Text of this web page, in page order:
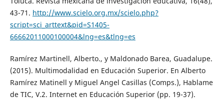
43-71. http://www.scielo.org.mx/scielo.php?
script=sci_arttext&pid=S1405-
66662011000100004&lng=es&tlng=es
Ramírez Martinell, Alberto., y Maldonado Barea, Guadalupe.
(2015). Multimodalidad en Educación Superior. En Alberto
Ramírez Matinell y Miguel Angel Casillas (Comps.), Hablame
de TIC, V.2. Internet en Educación Superior (pp. 19-37).